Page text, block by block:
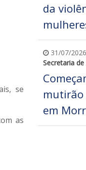
se
as
da
31/07/
Secretaria
mutirão
em